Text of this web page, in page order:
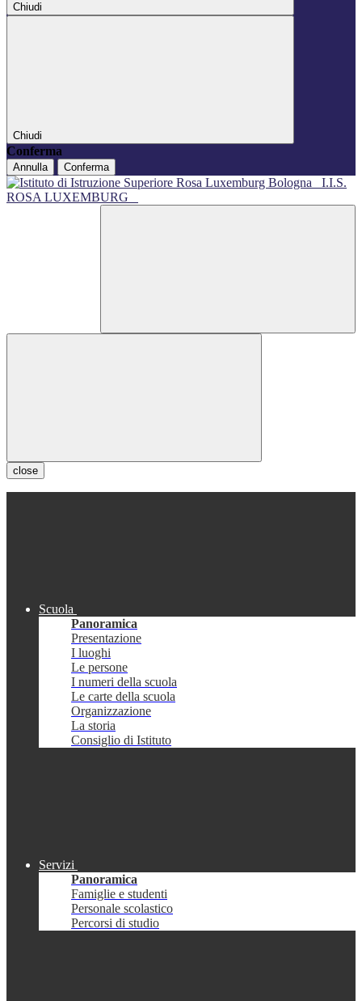
Chiudi
Chiudi
Conferma
Annulla Conferma
I.I.S.
ROSA LUXEMBURG
close
Scuola
Panoramica
Presentazione
I luoghi
Le persone
I numeri della scuola
Le carte della scuola
Organizzazione
La storia
Consiglio di Istituto
Servizi
Panoramica
Famiglie e studenti
Personale scolastico
Percorsi di studio